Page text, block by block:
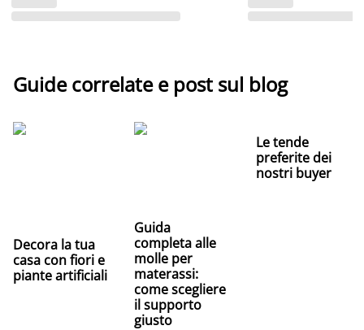
Guide correlate e post sul blog
Decora la tua
casa con fiori e
piante artificiali
Guida
completa alle
molle per
materassi:
come scegliere
il supporto
giusto
Le tende
preferite dei
nostri buyer